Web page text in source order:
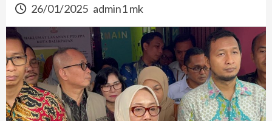
26/01/2025 admin1 mk